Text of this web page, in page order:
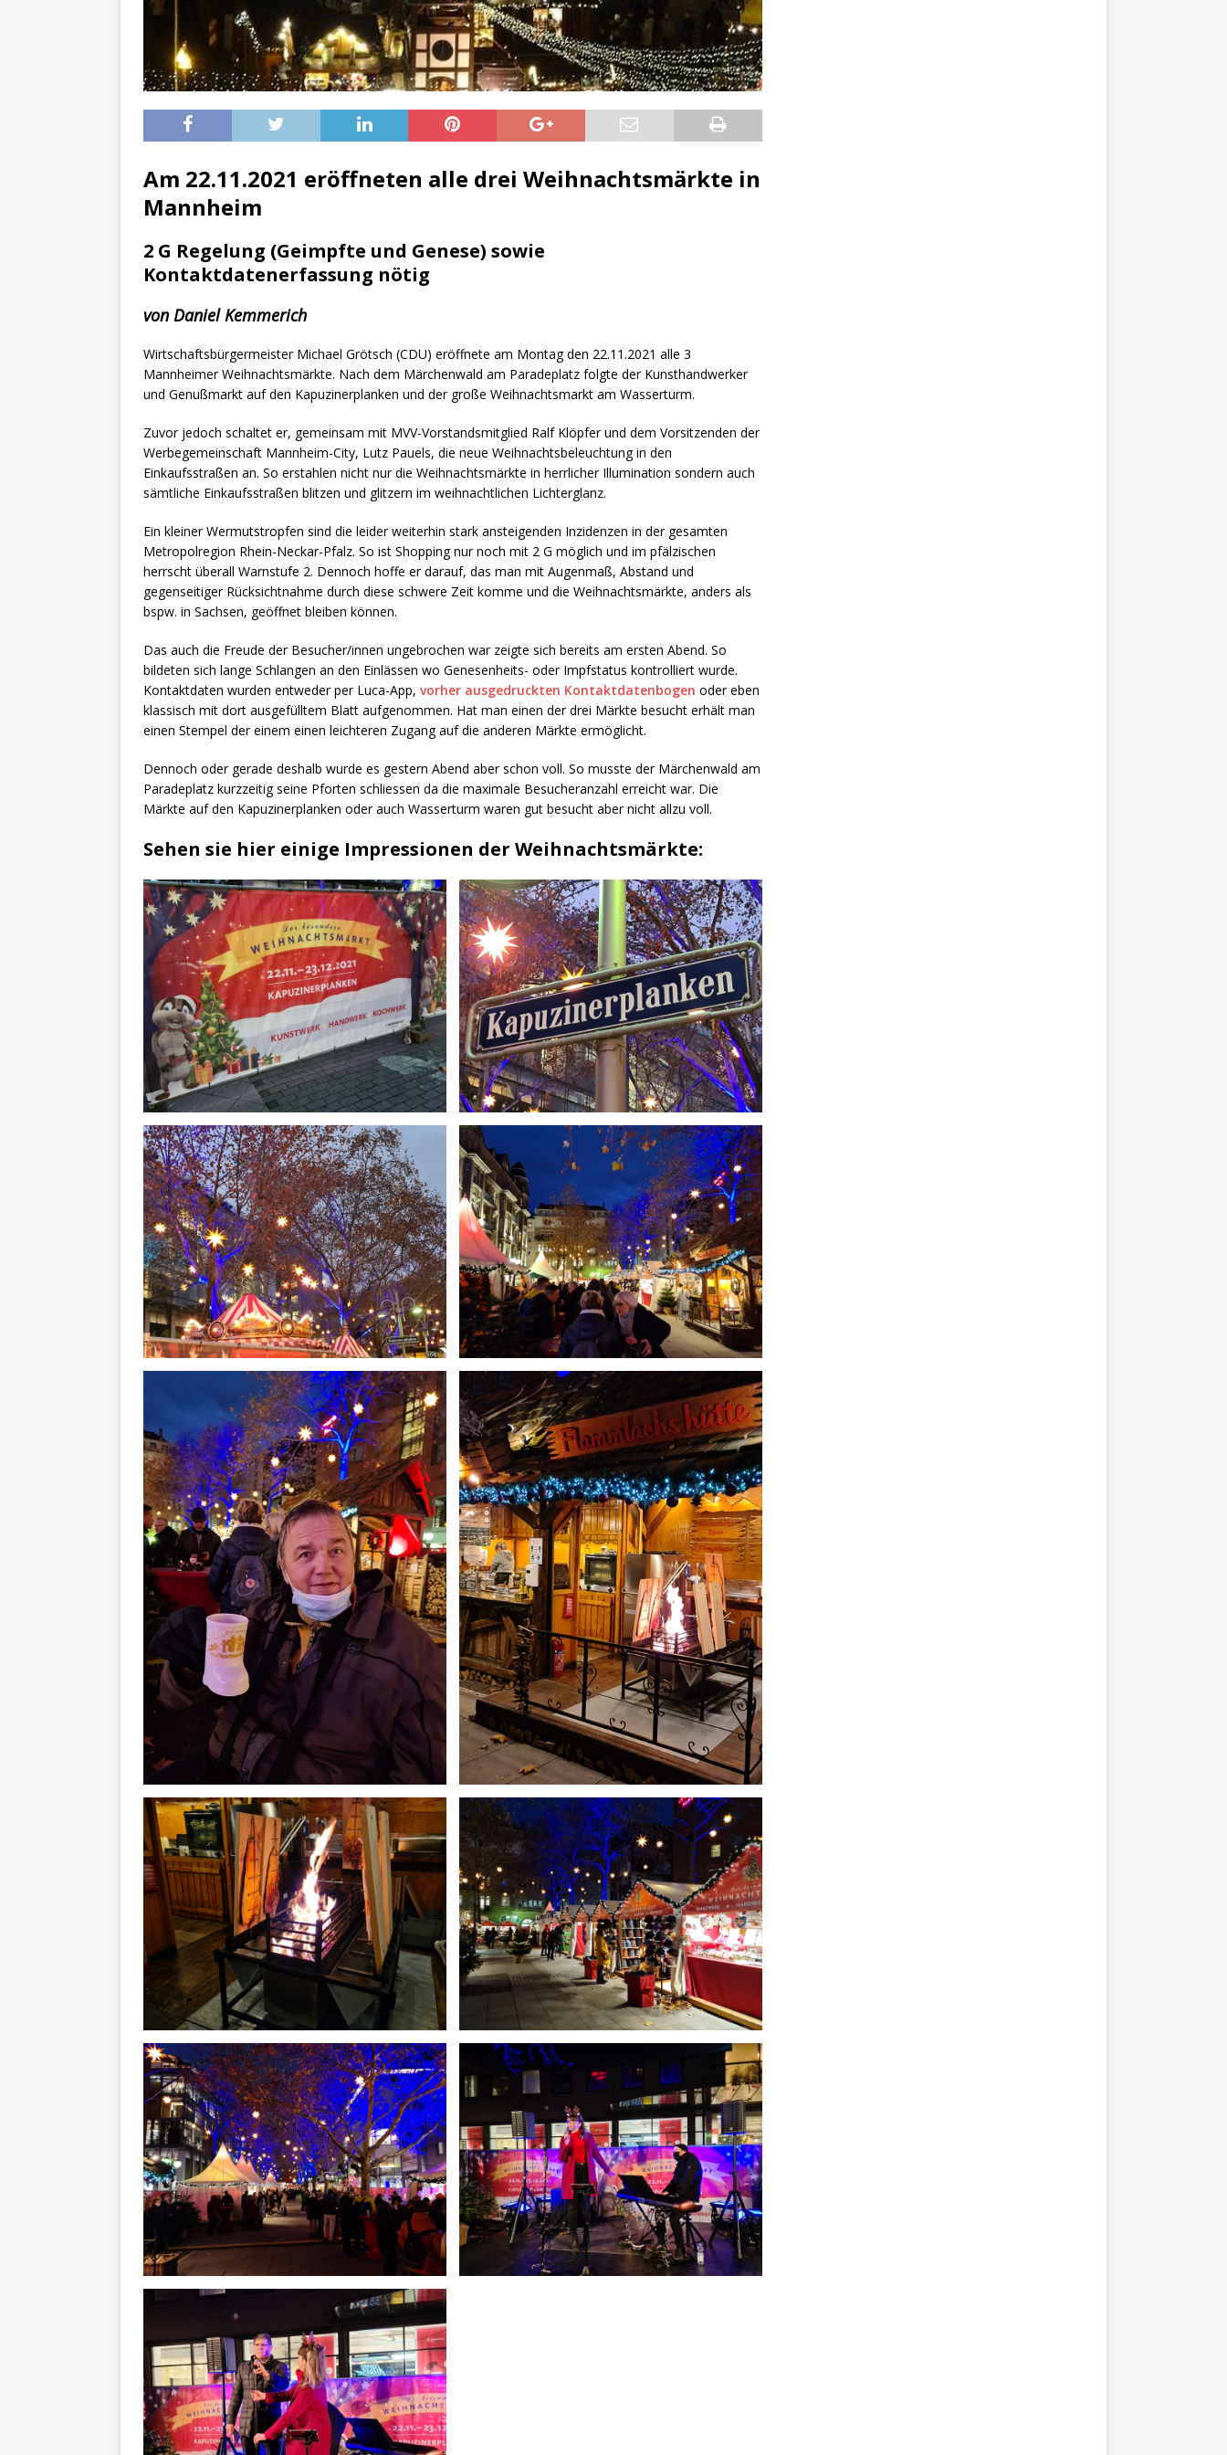
[ 15. April 2023 ] Natur/Umwelt – Militärischer Übungsplatz Dudenhofen / Speyer
UMWELT
& NATUR
[ 7. Mai 2025 ] Radio Regenbogen spendet 10.000.- € an „Kinder unterm Regenbogen“
[ 6. Mai 2025 ]
Radarfallen / Blitzer / Geschwindigkeitsmessung für die KW 19 (05.05. –
[ 5. Mai 2025 ]
Deutsche Equipe gewinnt vor der Schweiz den Longines EEF Nations Cup im
[ 4. Mai 2025 ] Technik Museum Speyer / Brazzeltag
[ 4. Mai 2025 ] Veranstaltung / Speyer
[ 29. März 2024 ]
[ 20. März 2024 ] Personensuche / Vermisst
BLAULICHTMELDUNGEN
[ 17. März 2024 ] Personensuche / Vermisst
BLAULICHTMELDUNGEN
[ 17. März 2024 ] Personensuche / Vermisst SPEYER AKTUELL
Am 22.11.2021 eröffneten alle drei Weihnachtsmärkte in
Mannheim
2 G Regelung (Geimpfte und Genese) sowie
Kontaktdatenerfassung nötig
von Daniel Kemmerich
Wirtschaftsbürgermeister Michael Grötsch (CDU) eröffnete am Montag den 22.11.2021 alle 3
Mannheimer Weihnachtsmärkte. Nach dem Märchenwald am Paradeplatz folgte der Kunsthandwerker
und Genußmarkt auf den Kapuzinerplanken und der große Weihnachtsmarkt am Wasserturm.
Zuvor jedoch schaltet er, gemeinsam mit MVV-Vorstandsmitglied Ralf Klöpfer und dem Vorsitzenden der
Werbegemeinschaft Mannheim-City, Lutz Pauels, die neue Weihnachtsbeleuchtung in den
Einkaufsstraßen an. So erstahlen nicht nur die Weihnachtsmärkte in herrlicher Illumination sondern auch
sämtliche Einkaufsstraßen blitzen und glitzern im weihnachtlichen Lichterglanz.
Ein kleiner Wermutstropfen sind die leider weiterhin stark ansteigenden Inzidenzen in der gesamten
Metropolregion Rhein-Neckar-Pfalz. So ist Shopping nur noch mit 2 G möglich und im pfälzischen
herrscht überall Warnstufe 2. Dennoch hoffe er darauf, das man mit Augenmaß, Abstand und
gegenseitiger Rücksichtnahme durch diese schwere Zeit komme und die Weihnachtsmärkte, anders als
bspw. in Sachsen, geöffnet bleiben können.
Das auch die Freude der Besucher/innen ungebrochen war zeigte sich bereits am ersten Abend. So
bildeten sich lange Schlangen an den Einlässen wo Genesenheits- oder Impfstatus kontrolliert wurde.
Kontaktdaten wurden entweder per Luca-App, vorher ausgedruckten Kontaktdatenbogen oder eben
klassisch mit dort ausgefülltem Blatt aufgenommen. Hat man einen der drei Märkte besucht erhält man
einen Stempel der einem einen leichteren Zugang auf die anderen Märkte ermöglicht.
Dennoch oder gerade deshalb wurde es gestern Abend aber schon voll. So musste der Märchenwald am
Paradeplatz kurzzeitig seine Pforten schliessen da die maximale Besucheranzahl erreicht war. Die
Märkte auf den Kapuzinerplanken oder auch Wasserturm waren gut besucht aber nicht allzu voll.
Sehen sie hier einige Impressionen der Weihnachtsmärkte: